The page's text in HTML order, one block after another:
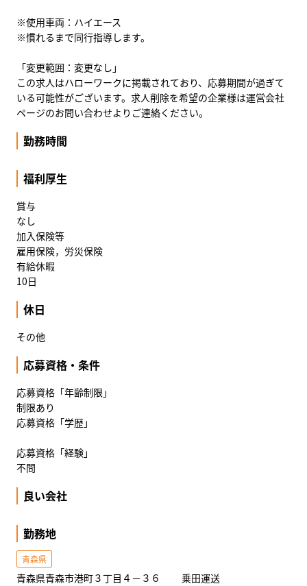
※使用車両：ハイエース
※慣れるまで同行指導します。
「変更範囲：変更なし」
この求人はハローワークに掲載されており、応募期間が過ぎて
いる可能性がございます。求人削除を希望の企業様は運営会社
ページのお問い合わせよりご連絡ください。
勤務時間
福利厚生
賞与
なし
加入保険等
雇用保険，労災保険
有給休暇
10日
休日
その他
応募資格・条件
応募資格「年齢制限」
制限あり
応募資格「学歴」
応募資格「経験」
不問
良い会社
勤務地
青森県
青森県青森市港町３丁目４－３６ 乗田運送